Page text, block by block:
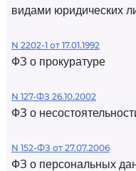
видами юридических
N 2202-1 от 17.01.1992
ФЗ о прокуратуре
N 127-ФЗ 26.10.2002
ФЗ о
N 152-ФЗ от 27.07.2006
ФЗ о персональных